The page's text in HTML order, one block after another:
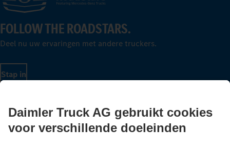
FOLLOW THE ROADSTARS.
Deel nu uw ervaringen met andere truckers.
Stap in
LANGUAGE